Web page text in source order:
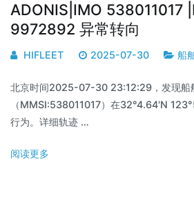
ADONIS|IMO 538011017
9972892 异常转向
HIFLEET 2025-07-30 船
北京时间2025-07-30 23:12:29，发现船
（MMSI:538011017）在32°4.64'N
行为。详细轨迹 …
阅读更多